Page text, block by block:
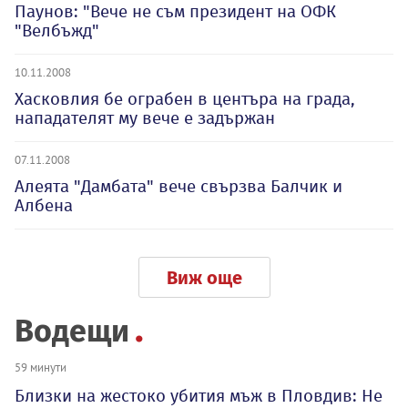
Паунов: "Вече не съм президент на ОФК
"Велбъжд"
10.11.2008
Хасковлия бе ограбен в центъра на града,
нападателят му вече е задържан
07.11.2008
Алеята "Дамбата" вече свързва Балчик и
Албена
Виж още
Водещи
59 минути
Близки на жестоко убития мъж в Пловдив: Не